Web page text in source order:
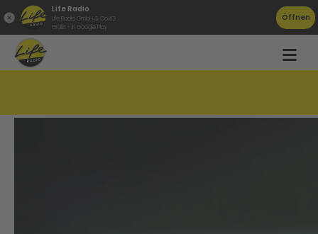
Life Radio
Life Radio GmbH & Co.KG
Gratis - in Google Play
Öffnen